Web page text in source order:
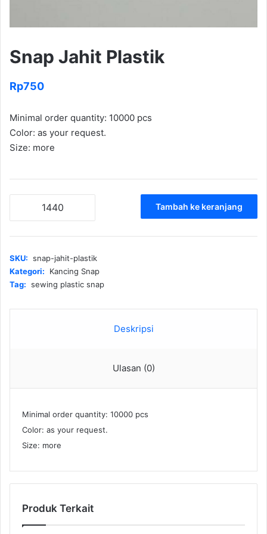
Snap Jahit Plastik
Rp750
Minimal order quantity: 10000 pcs
Color: as your request.
Size: more
Plastik
Tambah ke keranjang
SKU: snap-jahit-plastik
Kategori:
Kancing Snap
Tag: sewing plastic snap
Deskripsi
Ulasan (0)
Minimal order quantity: 10000 pcs
Color: as your request.
Size: more
Produk Terkait